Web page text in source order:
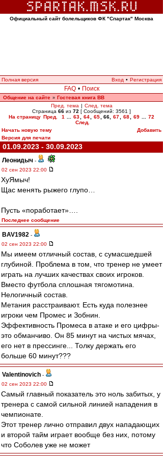
Официальный сайт болельщиков ФК "Спартак" Москва
Полная версия Вход • Регистрация
FAQ • Поиск
Общение на сайте » Гостевая книга ВВ
Пред. тема | След. тема
Страница 66 из 72 [ Сообщений: 3561 ]
На страницу Пред. 1 63 64 65 66 67 68 69
72
След.
Начать новую тему
Добавить
Версия для печати
01.09.2023 - 30.09.2023
Леонидыч -
02 сен 2023 22:00
ХуЯмыч!
Щас менять рыжего глупо…
Пусть «поработает»….
Последнее сообщение
BAV1982 -
02 сен 2023 22:00
Мы имеем отличный состав, с сумасшедшей
глубиной. Проблема в том, что тренер не умеет
играть на лучших качествах своих игроков.
Вместо футбола сплошная тягомотина.
Нелогичный состав.
Метания расстраивают. Есть куда полезнее
игроки чем Промес и Зобнин.
Эффективность Промеса в атаке и его цифры-
это обманчиво. Он 85 минут на чистых мячах,
его нет в прессинге... Толку держать его
больше 60 минут???
Valentinovich -
02 сен 2023 22:00
Самый главный показатель это ноль забитых, у
тренера с самой сильной линией нападения в
чемпионате.
Этот тренер лично отправил двух нападающих
и второй тайм играет вообще без них, потому
что Соболев уже не может